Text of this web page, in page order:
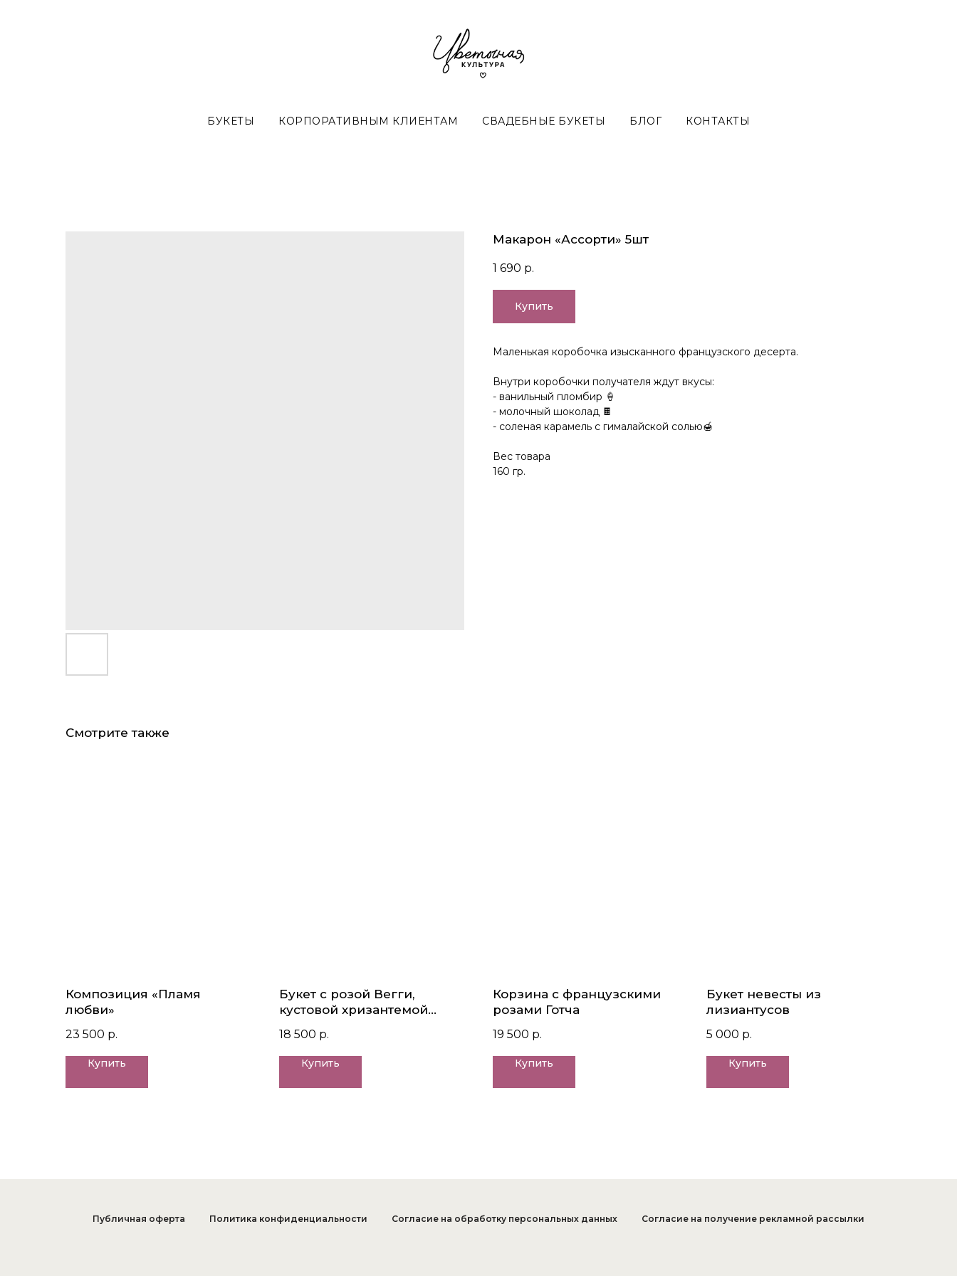
БУКЕТЫ КОРПОРАТИВНЫМ КЛИЕНТАМ СВАДЕБНЫЕ БУКЕТЫ БЛОГ КОНТАКТЫ
Макарон «Ассорти» 5шт
1 690 р.
Купить
Маленькая коробочка изысканного французского десерта.
Внутри коробочки получателя ждут вкусы:
- ванильный пломбир 🍦
- молочный шоколад 🍫
- соленая карамель с гималайской солью🍯
Вес товара
160 гр.
Смотрите также
Композиция «Пламя
любви»
23 500 р.
Купить
Букет с розой Вегги,
кустовой хризантемой
лизиантусом
18 500 р.
Купить
Корзина с французскими
розами Готча
19 500 р.
Купить
Букет невесты из
лизиантусов
5 000 р.
Купить
Публичная оферта Политика конфиденциальности Согласие на обработку персональных данных Согласие на получение рекламной рассылки